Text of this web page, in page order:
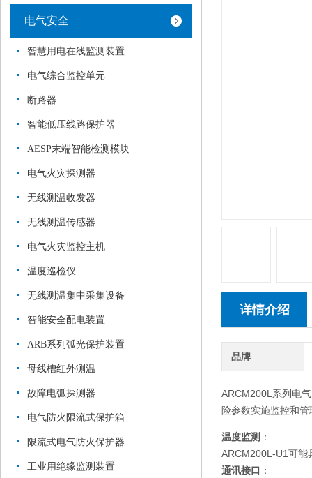
电气安全
智慧用电在线监测装置
电气综合监控单元
断路器
智能低压线路保护器
AESP末端智能检测模块
电气火灾探测器
无线测温收发器
无线测温传感器
电气火灾监控主机
温度巡检仪
无线测温集中采集设备
智能安全配电装置
ARB系列弧光保护装置
母线槽红外测温
故障电弧探测器
电气防火限流式保护箱
限流式电气防火保护器
工业用绝缘监测装置
详情介绍
品牌
ARCM200L系列电
险参数实施监控和
温度监测 ：
ARCM200L-U1可能
通讯接口 ：